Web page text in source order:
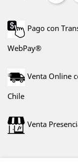
Pago con
WebPay®
Venta Online
Chile
Venta